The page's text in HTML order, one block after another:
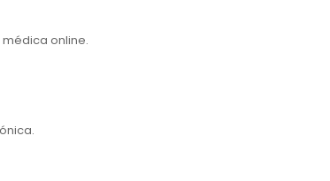
online.